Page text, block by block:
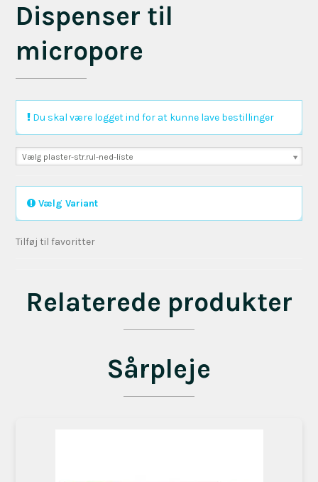
Dispenser til
micropore
Du skal være logget ind for at kunne lave bestillinger
Vælg plaster-str.rul-ned-liste
Vælg Variant
Tilføj til favoritter
Relaterede produkter
Sårpleje